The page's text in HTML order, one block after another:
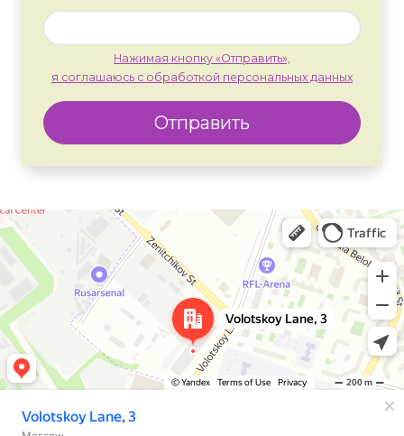
Нажимая кнопку «Отправить»,
я соглашаюсь с обработкой персональных данных
Отправить
Москва
Яндекс Карты — транспорт, навигация, поиск мест